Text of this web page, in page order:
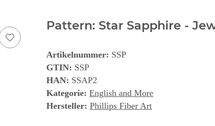
Pattern: Star Sapphire -
Artikelnummer: SSP
GTIN: SSP
HAN: SSAP2
Kategorie: English and More
Hersteller: Phillips Fiber Art